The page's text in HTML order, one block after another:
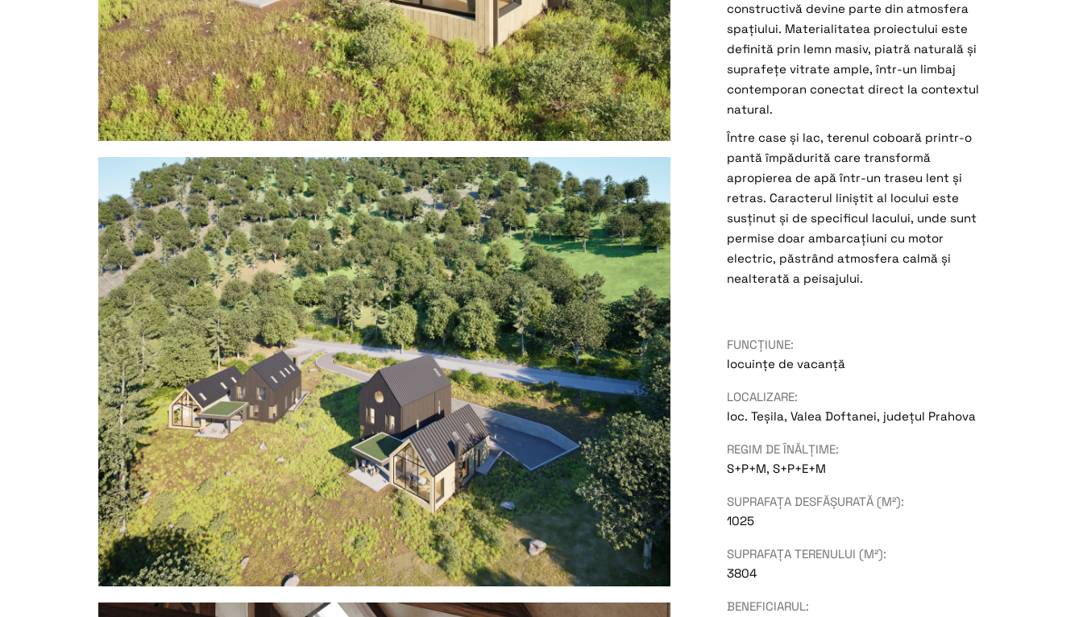
constructivă devine parte din atmosfera
spațiului. Materialitatea proiectului este
definită prin lemn masiv, piatră naturală și
suprafețe vitrate ample, într-un limbaj
contemporan conectat direct la contextul
natural.
Între case și lac, terenul coboară printr-o
pantă împădurită care transformă
apropierea de apă într-un traseu lent și
retras. Caracterul liniștit al locului este
susținut și de specificul lacului, unde sunt
permise doar ambarcațiuni cu motor
electric, păstrând atmosfera calmă și
nealterată a peisajului.
FUNCȚIUNE:
locuințe de vacanță
LOCALIZARE:
loc. Teșila, Valea Doftanei, județul Prahova
REGIM DE ÎNĂLȚIME:
S+P+M, S+P+E+M
SUPRAFAȚA DESFĂȘURATĂ (M²):
1025
SUPRAFAȚA TERENULUI (M²):
3804
BENEFICIARUL: